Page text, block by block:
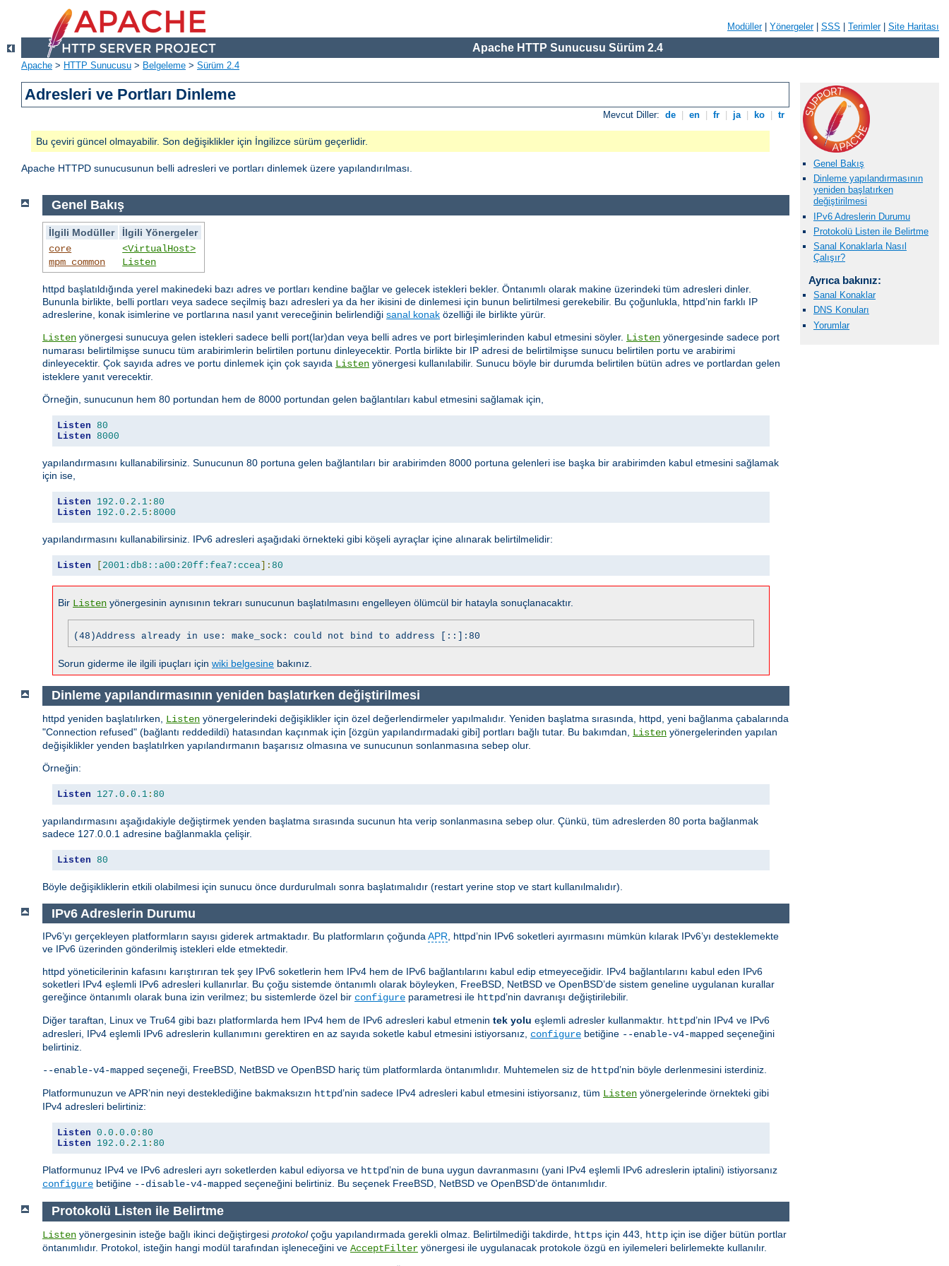
Modüller| Yönergeler| SSS Terimler| Site Haritası
Apache HTTP Sunucusu Sürüm 2.4
Apache > HTTP Sunucusu > Belgeleme > Sürüm 2.4
Adresleri ve Portları Dinleme
Mevcut Diller: de en fr ja ko tr
Bu çeviri güncel olmayabilir. Son değişiklikler için İngilizce sürüm geçerlidir.
Apache HTTPD sunucusunun belli adresleri ve portları dinlemek üzere yapılandırılması.
Genel Bakış
Dinleme yapılandırmasının
yeniden başlatırken
değiştirilmesi
IPv6 Adreslerin Durumu
Protokolü Listen ile Belirtme
Sanal Konaklarla Nasıl
Çalışır?
Ayrıca bakınız:
Sanal Konaklar
DNS Konuları
Yorumlar
Genel Bakış
İlgili Modüller
İlgili Yönergeler
core
mpm_common
<VirtualHost>
Listen
httpd başlatıldığında yerel makinedeki bazı adres ve portları kendine bağlar ve gelecek istekleri bekler. Öntanımlı olarak makine üzerindeki tüm adresleri dinler.
Bununla birlikte, belli portları veya sadece seçilmiş bazı adresleri ya da her ikisini de dinlemesi için bunun belirtilmesi gerekebilir. Bu çoğunlukla, httpd’nin farklı IP
adreslerine, konak isimlerine ve portlarına nasıl yanıt vereceğinin belirlendiği sanal konak özelliği ile birlikte yürür.
Listen yönergesi sunucuya gelen istekleri sadece belli port(lar)dan veya belli adres ve port birleşimlerinden kabul etmesini söyler. Listen yönergesinde sadece port
numarası belirtilmişse sunucu tüm arabirimlerin belirtilen portunu dinleyecektir. Portla birlikte bir IP adresi de belirtilmişse sunucu belirtilen portu ve arabirimi
dinleyecektir. Çok sayıda adres ve portu dinlemek için çok sayıda Listen yönergesi kullanılabilir. Sunucu böyle bir durumda belirtilen bütün adres ve portlardan gelen
isteklere yanıt verecektir.
Örneğin, sunucunun hem 80 portundan hem de 8000 portundan gelen bağlantıları kabul etmesini sağlamak için,
Listen 80
Listen 8000
yapılandırmasını kullanabilirsiniz. Sunucunun 80 portuna gelen bağlantıları bir arabirimden 8000 portuna gelenleri ise başka bir arabirimden kabul etmesini sağlamak
için ise,
Listen 192.0 . 2.1 : 80
Listen
192.0 . 2.5 : 8000
yapılandırmasını kullanabilirsiniz. IPv6 adresleri aşağıdaki örnekteki gibi köşeli ayraçlar içine alınarak belirtilmelidir:
Listen [ 2001:db8::a00:20ff:fea7:ccea]: 80
Bir Listen yönergesinin aynısının tekrarı sunucunun başlatılmasını engelleyen ölümcül bir hatayla sonuçlanacaktır.
(48)Address already in use: make_sock: could not bind to address [::]:80
Sorun giderme ile ilgili ipuçları için wiki belgesine bakınız.
Dinleme yapılandırmasının yeniden başlatırken değiştirilmesi
httpd yeniden başlatılırken, Listen yönergelerindeki değişiklikler için özel değerlendirmeler yapılmalıdır. Yeniden başlatma sırasında, httpd, yeni bağlanma çabalarında
"Connection refused" (bağlantı reddedildi) hatasından kaçınmak için [özgün yapılandırmadaki gibi] portları bağlı tutar. Bu bakımdan, Listen yönergelerinden yapılan
değişiklikler yenden başlatılrken yapılandırmanın başarısız olmasına ve sunucunun sonlanmasına sebep olur.
Örneğin:
Listen 127.0 . 0.1 : 80
yapılandırmasını aşağıdakiyle değiştirmek yenden başlatma sırasında sucunun hta verip sonlanmasına sebep olur. Çünkü, tüm adreslerden 80 porta bağlanmak
sadece 127.0.0.1 adresine bağlanmakla çelişir.
Listen 80
Böyle değişikliklerin etkili olabilmesi için sunucu önce durdurulmalı sonra başlatımalıdır (restart yerine stop ve start kullanılmalıdır).
IPv6 Adreslerin Durumu
IPv6’yı gerçekleyen platformların sayısı giderek artmaktadır. Bu platformların çoğundaAPR, httpd’nin IPv6 soketleri ayırmasını mümkün kılarak IPv6’yı desteklemekte
ve IPv6 üzerinden gönderilmiş istekleri elde etmektedir.
httpd yöneticilerinin kafasını karıştırıran tek şey IPv6 soketlerin hem IPv4 hem de IPv6 bağlantılarını kabul edip etmeyeceğidir. IPv4 bağlantılarını kabul eden IPv6
soketleri IPv4 eşlemli IPv6 adresleri kullanırlar. Bu çoğu sistemde öntanımlı olarak böyleyken, FreeBSD, NetBSD ve OpenBSD’de sistem geneline uygulanan kurallar
gereğince öntanımlı olarak buna izin verilmez; bu sistemlerde özel bir configure parametresi ile httpd’nin davranışı değiştirilebilir.
Diğer taraftan, Linux ve Tru64 gibi bazı platformlarda hem IPv4 hem de IPv6 adresleri kabul etmenin tek yolu eşlemli adresler kullanmaktır. httpd’nin IPv4 ve IPv6
adresleri, IPv4 eşlemli IPv6 adreslerin kullanımını gerektiren en az sayıda soketle kabul etmesini istiyorsanız, configure betiğine --enable-v4-mapped seçeneğini
belirtiniz.
--enable-v4-mapped seçeneği, FreeBSD, NetBSD ve OpenBSD hariç tüm platformlarda öntanımlıdır. Muhtemelen siz de httpd’nin böyle derlenmesini isterdiniz.
Platformunuzun ve APR’nin neyi desteklediğine bakmaksızın httpd’nin sadece IPv4 adresleri kabul etmesini istiyorsanız, tüm Listen yönergelerinde örnekteki gibi
IPv4 adresleri belirtiniz:
Listen 0.0 . 0.0 : 80
Listen
192.0 . 2.1 : 80
Platformunuz IPv4 ve IPv6 adresleri ayrı soketlerden kabul ediyorsa ve httpd’nin de buna uygun davranmasını (yani IPv4 eşlemli IPv6 adreslerin iptalini) istiyorsanız
configure betiğine --disable-v4-mapped seçeneğini belirtiniz. Bu seçenek FreeBSD, NetBSD ve OpenBSD’de öntanımlıdır.
Protokolü Listen ile Belirtme
Listen yönergesinin isteğe bağlı ikinci değiştirgesi protokolçoğu yapılandırmada gerekli olmaz. Belirtilmediği takdirde, https için 443, http için ise diğer bütün portlar
öntanımlıdır. Protokol, isteğin hangi modül tarafından işleneceğini ve AcceptFilter yönergesi ile uygulanacak protokole özgü en iyilemeleri belirlemekte kullanılır.